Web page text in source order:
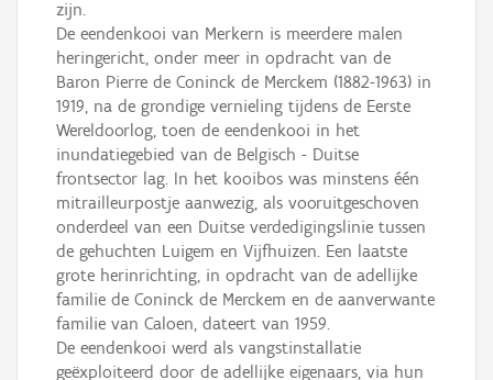
zijn.
De eendenkooi van Merkern is meerdere malen
heringericht, onder meer in opdracht van de
Baron Pierre de Coninck de Merckem (1882-1963) in
1919, na de grondige vernieling tijdens de Eerste
Wereldoorlog, toen de eendenkooi in het
inundatiegebied van de Belgisch - Duitse
frontsector lag. In het kooibos was minstens één
mitrailleurpostje aanwezig, als vooruitgeschoven
onderdeel van een Duitse verdedigingslinie tussen
de gehuchten Luigem en Vijfhuizen. Een laatste
grote herinrichting, in opdracht van de adellijke
familie de Coninck de Merckem en de aanverwante
familie van Caloen, dateert van 1959.
De eendenkooi werd als vangstinstallatie
geëxploiteerd door de adellijke eigenaars, via hun